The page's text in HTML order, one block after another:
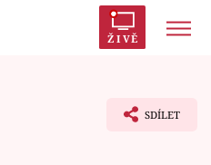
ŽIVĚ
SDÍLET